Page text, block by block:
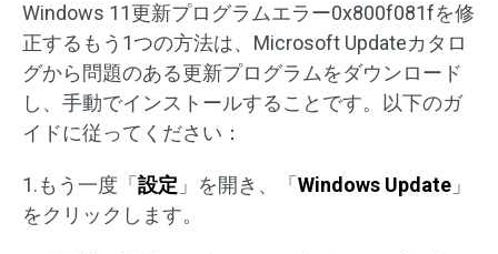
Windows 11更新プログラムエラー0x800f081fを修
正するもう1つの方法は、Microsoft Updateカタロ
グから問題のある更新プログラムをダウンロード
し、手動でインストールすることです。以下のガ
イドに従ってください：
1.もう一度「 設定 」を開き、「 Windows Update 」
をクリックします。